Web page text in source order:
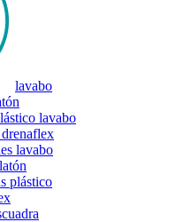
lavabo
lavabo
lavabo
plástico